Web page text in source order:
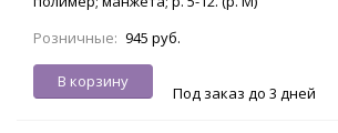
Розничные: 945 руб.
В корзину
Под заказ до 3 дней